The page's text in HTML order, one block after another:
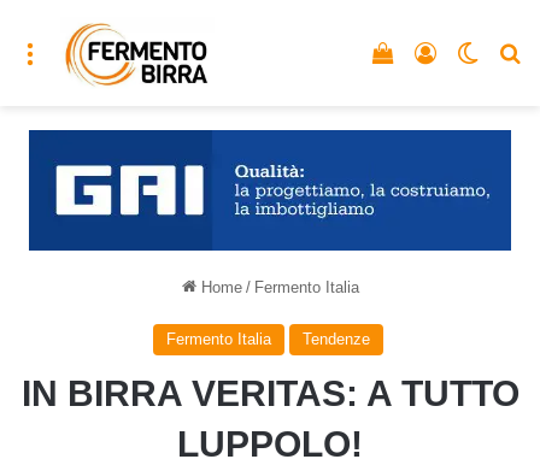
Menu Accedi
Vedi il carrello
Home / Fermento Italia
Fermento Italia Tendenze
IN BIRRA VERITAS: A TUTTO
LUPPOLO!